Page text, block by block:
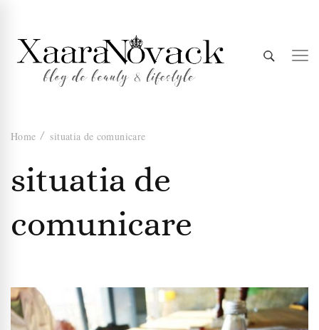
Xaara
Novack
Home situatia de comunicare
situatia de
comunicare